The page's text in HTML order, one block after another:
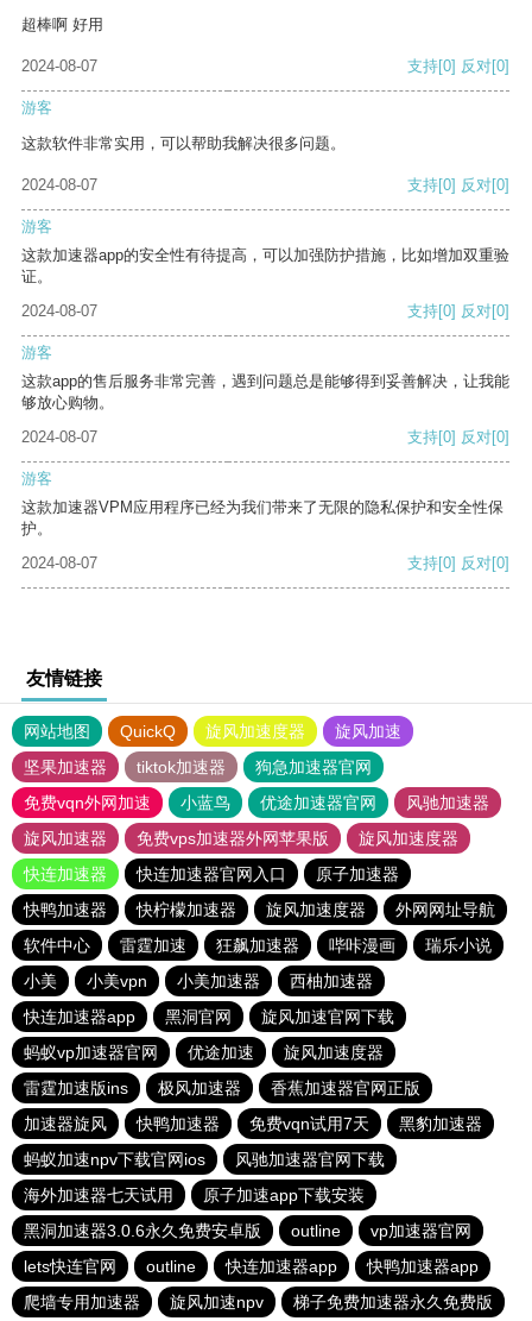
超棒啊 好用
2024-08-07 支持[0] 反对[0]
游客
这款软件非常实用，可以帮助我解决很多问题。
2024-08-07 支持[0] 反对[0]
游客
这款加速器app的安全性有待提高，可以加强防护措施，比如增加双重验
证。
2024-08-07
支持[0] 反对[0]
游客
这款app的售后服务非常完善，遇到问题总是能够得到妥善解决，让我能
够放心购物。
2024-08-07
支持[0] 反对[0]
游客
这款加速器VPM应用程序已经为我们带来了无限的隐私保护和安全性保
护。
2024-08-07
支持[0] 反对[0]
友情链接
网站地图 QuickQ 旋风加速度器
旋风加速
坚果加速器
tiktok加速器
狗急加速器官网
免费vqn外网加速
小蓝鸟 优途加速器官网
风驰加速器
旋风加速器
免费vps加速器外网苹果版
旋风加速度器
快连加速器
快连加速器官网入口
原子加速器
快鸭加速器
快柠檬加速器 旋风加速度器
外网网址导航
软件中心
雷霆加速 狂飙加速器 哔咔漫画
瑞乐小说
小美
小美vpn 小美加速器
西柚加速器
快连加速器app
黑洞官网
旋风加速官网下载
蚂蚁vp加速器官网
优途加速
旋风加速度器
雷霆加速版ins
极风加速器
香蕉加速器官网正版
加速器旋风
快鸭加速器 免费vqn试用7天
黑豹加速器
蚂蚁加速npv下载官网ios
风驰加速器官网下载
海外加速器七天试用
原子加速app下载安装
黑洞加速器3.0.6永久免费安卓版
outline
vp加速器官网
lets快连官网
outline 快连加速器app
快鸭加速器app
爬墙专用加速器
旋风加速npv 梯子免费加速器永久免费版